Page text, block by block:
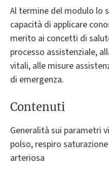
Al termine del modulo lo
capacità di applicare
merito ai concetti di
processo assistenziale,
vitali, alle misure
di emergenza.
Contenuti
Generalità sui parametri
polso, respiro
arteriosa